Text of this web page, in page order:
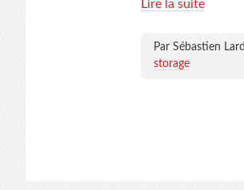
Lire la suite
Par Sébastien
storage